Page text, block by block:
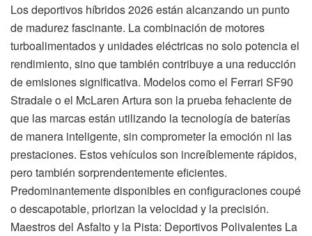
Los deportivos híbridos 2026 están alcanzando un punto
de madurez fascinante. La combinación de motores
turboalimentados y unidades eléctricas no solo potencia el
rendimiento, sino que también contribuye a una reducción
de emisiones significativa. Modelos como el Ferrari SF90
Stradale o el McLaren Artura son la prueba fehaciente de
que las marcas están utilizando la tecnología de baterías
de manera inteligente, sin comprometer la emoción ni las
prestaciones. Estos vehículos son increíblemente rápidos,
pero también sorprendentemente eficientes.
Predominantemente disponibles en configuraciones coupé
o descapotable, priorizan la velocidad y la precisión.
Maestros del Asfalto y la Pista: Deportivos Polivalentes La